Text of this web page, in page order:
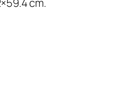
cm.